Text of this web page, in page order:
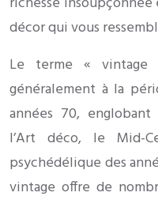
décor qui vous
Le terme « vintage
généralement à la
années 70,
l’Art déco, le Mid-
psychédélique des
vintage offre de